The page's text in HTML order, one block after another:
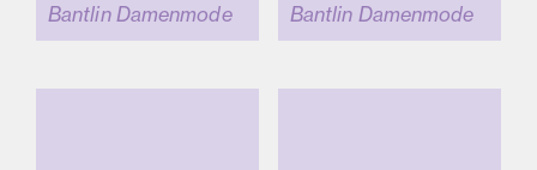
Bantlin Damenmode
Bantlin Damenmode